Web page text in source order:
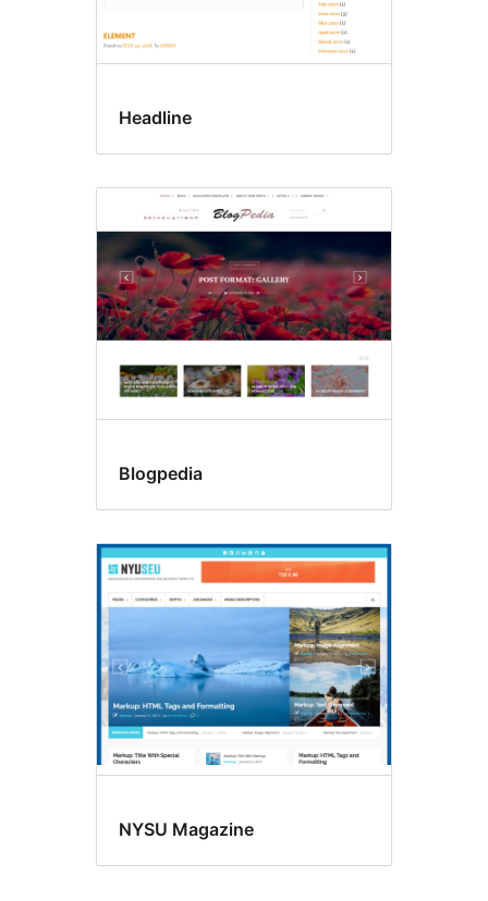
Headline
Blogpedia
NYSU Magazine